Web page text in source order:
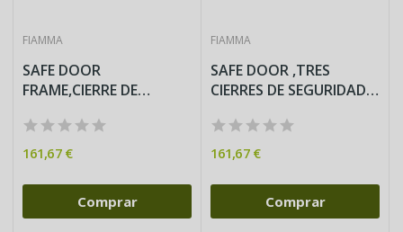
FIAMMA
SAFE DOOR
FRAME,CIERRE DE
BLANCO
161,67 €
Comprar
FIAMMA
SAFE DOOR ,TRES
CIERRES DE SEGURIDAD -
161,67 €
Comprar